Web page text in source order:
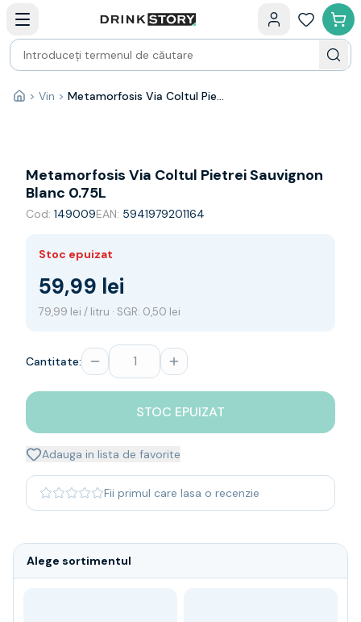
Bauturi fine — selectie
Produse Noi
Cosuri cadou
Pachete & Cadouri
Vin
Franta
Spania
Africa de Sud
Germania
Noua Zeelanda
Spumante
Sampanie
Single malt
Japanese
Bourbon
Blanded Japanese
Canadian
Rom
Vodka
Acasă
> Vin > Metamorfosis Via Coltul Pietrei Sauvignon Blanc 0.75L
Metamorfosis Via Coltul Pietrei Sauvignon
Blanc 0.75L
Cod: 149009EAN: 5941979201164
Stoc epuizat
59,99 lei
79,99 lei / litru · SGR: 0,50 lei
Cantitate:
STOC EPUIZAT
Adauga in lista de favorite
Fii primul care lasa o recenzie
Alege sortimentul